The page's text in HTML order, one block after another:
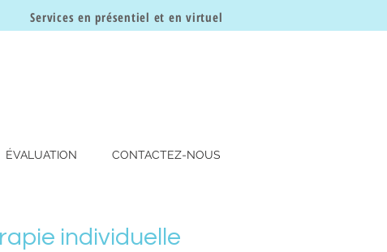
Services en présentiel et en virtuel
ÉVALUATION CONTACTEZ-NOUS
individuelle